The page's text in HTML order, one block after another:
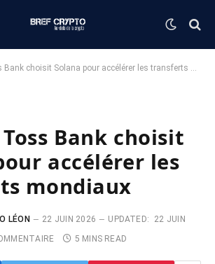
choisit Solana pour accélérer les transferts mondiaux
Bank choisit
accélérer les
mondiaux
LÉON 22 JUIN 2026 UPDATED:
22 JUIN
5 MINS READ